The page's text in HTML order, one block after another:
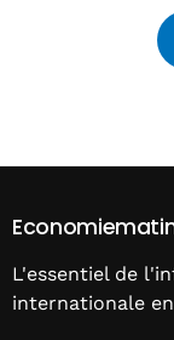
L'essentiel de
internationale